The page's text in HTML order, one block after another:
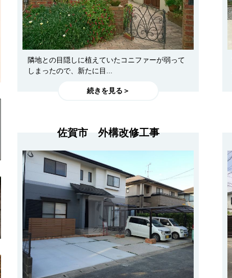
隣地との目隠しに植えていたコニファーが弱って
しまったので、新たに目...
続きを見る＞
佐賀市 外構改修工事